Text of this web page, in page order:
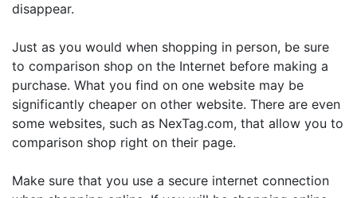
disappear.
Just as you would when shopping in person, be sure
to comparison shop on the Internet before making a
purchase. What you find on one website may be
significantly cheaper on other website. There are even
some websites, such as NexTag.com, that allow you to
comparison shop right on their page.
Make sure that you use a secure internet connection